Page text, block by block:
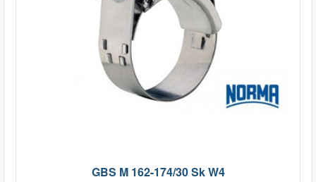
GBS M 162-174/30 Sk W4